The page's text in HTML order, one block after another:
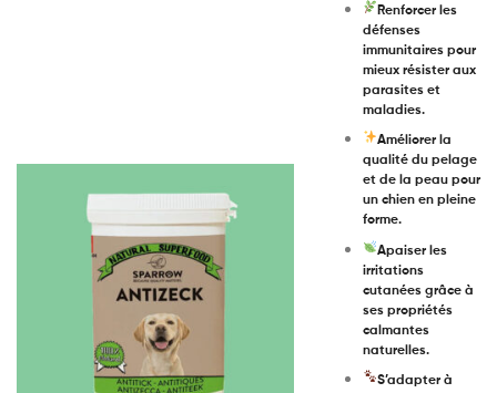
Renforcer les
défenses
immunitaires pour
mieux résister aux
parasites et
maladies.
Améliorer la
qualité du pelage
et de la peau pour
un chien en pleine
forme.
Apaiser les
irritations
cutanées grâce à
ses propriétés
calmantes
naturelles.
S’adapter à